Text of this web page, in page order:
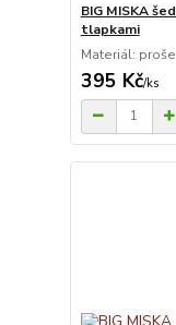
BIG MISKA
tlapkami
Materiál:
395 Kč/ks